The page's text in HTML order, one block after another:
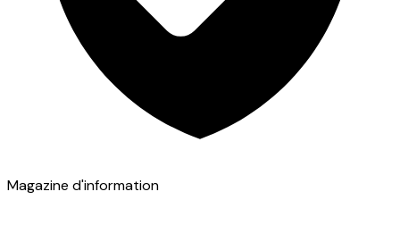
Magazine d'information